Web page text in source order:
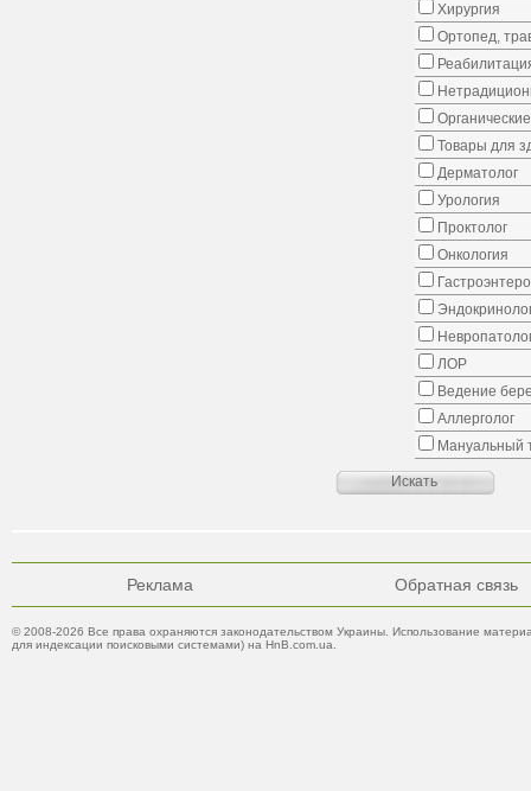
Хирургия
Ортопед,
Товары для
Дерматолог
Урология
Проктолог
Онкология
ЛОР
Ведение
Аллерголог
Мануальный
Реклама Обратная связь
© 2008-2026 Все права охраняются законодательством Украины. Использование
для индексации поисковыми системами) на HnB.com.ua.